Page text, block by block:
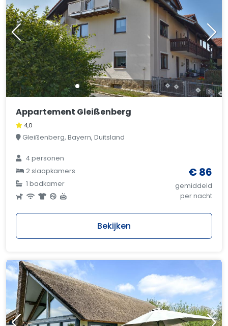
Appartement Gleißenberg
4,0
Gleißenberg, Bayern, Duitsland
4 personen
2 slaapkamers
1 badkamer
€ 86
gemiddeld
per nacht
Bekijken